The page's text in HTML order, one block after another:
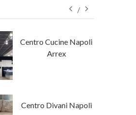
Centro Cucine Napoli
Arrex
Centro Divani Napoli